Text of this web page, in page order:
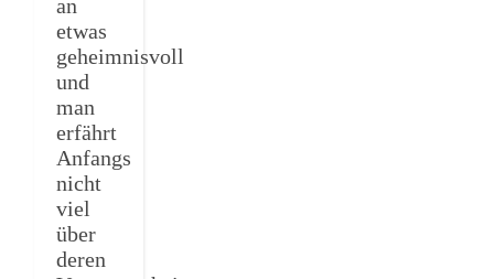
an
etwas
geheimnisvoll
und
man
erfährt
Anfangs
nicht
viel
über
deren